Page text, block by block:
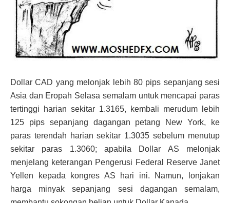
Dollar CAD yang melonjak lebih 80 pips sepanjang sesi
Asia dan Eropah Selasa semalam untuk mencapai paras
tertinggi harian sekitar 1.3165, kembali merudum lebih
125 pips sepanjang dagangan petang New York, ke
paras terendah harian sekitar 1.3035 sebelum menutup
sekitar paras 1.3060; apabila Dollar AS melonjak
menjelang keterangan Pengerusi Federal Reserve Janet
Yellen kepada kongres AS hari ini. Namun, lonjakan
harga minyak sepanjang sesi dagangan semalam,